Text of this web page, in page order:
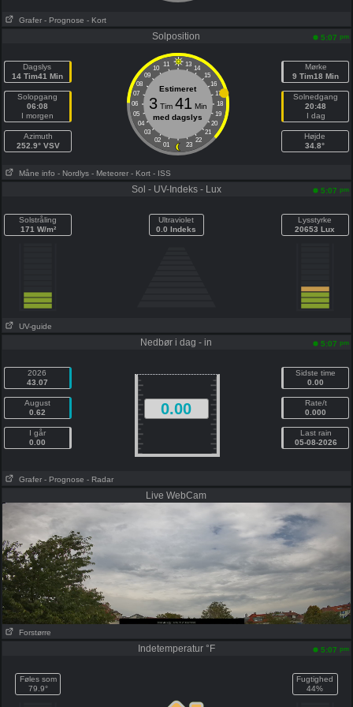
Grafer - Prognose - Kort
Solposition 5:07 pm
Dagslys
14 Tim41 Min
Solopgang
06:08
I morgen
Azimuth
252.9° VSV
11 13
10
14
09
15
08
16
07
17
06
18
05
19
04
20
03
21
02
22
01 23
Estimeret
3Tim 41 Min
med dagslys
Mørke
9 Tim18 Min
Solnedgang
20:48
I dag
Højde
34.8°
Måne info - Nordlys - Meteorer - Kort - ISS
Sol - UV-Indeks - Lux 5:07 pm
Solstråling
171 W/m²
Ultraviolet
0.0 Indeks
Lysstyrke
20653 Lux
UV-guide
Nedbør i dag - in 5:07 pm
2026
43.07
August
0.62
I går
0.00
0.00
Sidste time
0.00
Rate/t
0.000
Last rain
05-08-2026
Grafer - Prognose - Radar
Live WebCam
Forstørre
Indetemperatur °F 5:07 pm
Føles som
79.9°
Fugtighed
44%